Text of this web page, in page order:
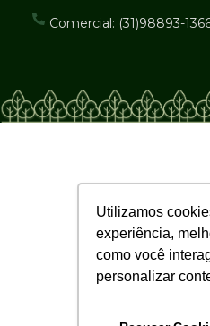
Utilizamos
experiência,
como você
personalizar
Comercial: (31)98893-